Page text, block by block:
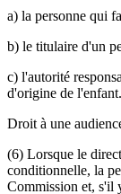
a) la personne qui
b) le titulaire d'un
c) l'autorité
d'origine de l'enfant.
Droit à une
(6) Lorsque le
conditionnelle, la
Commission et, s'il